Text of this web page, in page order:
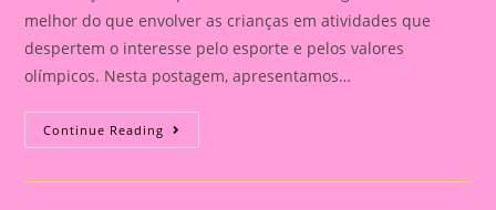
melhor do que envolver as crianças em atividades que
despertem o interesse pelo esporte e pelos valores
olímpicos. Nesta postagem, apresentamos…
Continue Reading Atividade
Com